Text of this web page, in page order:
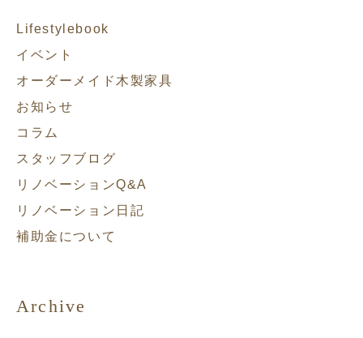
Lifestylebook
イベント
オーダーメイド木製家具
お知らせ
コラム
スタッフブログ
リノベーションQ&A
リノベーション日記
補助金について
Archive